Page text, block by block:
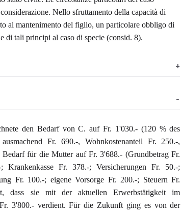
Nello sfruttamento della capacità di
al mantenimento del figlio, un particolare obbligo di
di tali principi al caso di specie (consid. 8).
den Bedarf von C. auf Fr. 1'030.- (120 % des
Fr. 690.-, Wohnkostenanteil Fr. 250.-,
für die Mutter auf Fr. 3'688.- (Grundbetrag Fr.
Krankenkasse Fr. 378.-; Versicherungen Fr. 50.-;
Fr. 100.-; eigene Vorsorge Fr. 200.-; Steuern Fr.
dass sie mit der aktuellen Erwerbstätigkeit im
3'800.- verdient. Für die Zukunft ging es von der